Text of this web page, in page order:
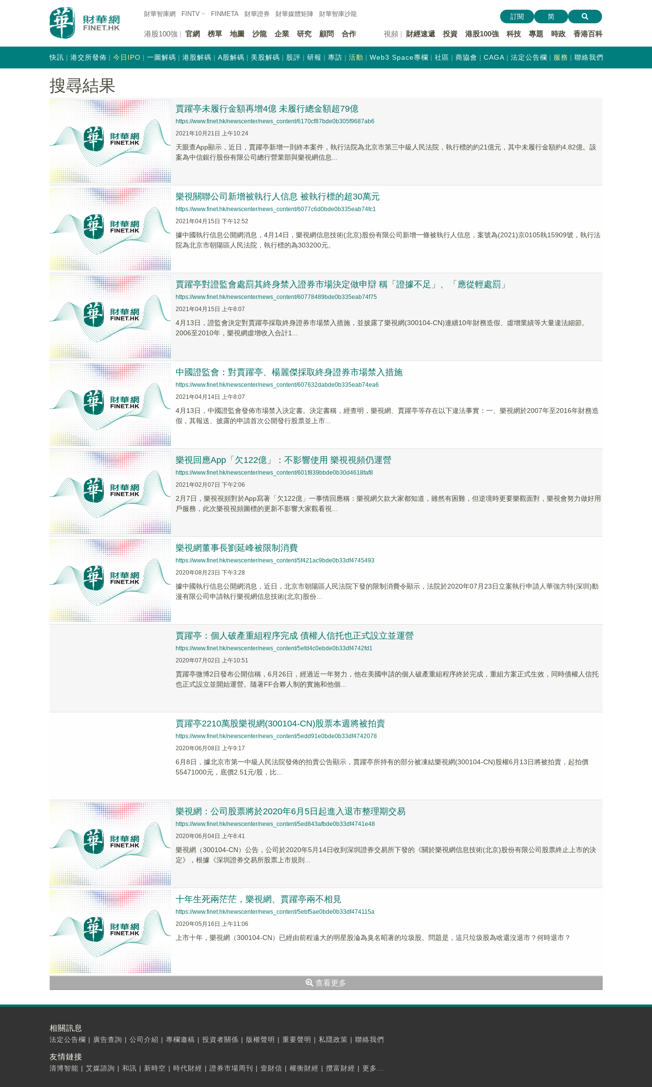
財華智庫網 FINTV FINMETA 財華證券 財華媒體矩陣 財華智庫沙龍
港股100強 官網 榜單 地圖 沙龍 企業 研究 顧問 合作 視頻 財經速遞 投資 港股100強 科技 專題 時政 香港百科
訂閱 简
快訊 港交所發佈 今日IPO 一圖解碼 港股解碼 A股解碼 美股解碼 股評 研報 專訪 活動 Web3 Space專欄 社區 商協會 CAGA 法定公告欄 服務 聯絡我們
搜尋結果
賈躍亭未履行金額再增4億 未履行總金額超79億
https://www.finet.hk/newscenter/news_content/6170cf87bde0b305f9687ab6
2021年10月21日 上午10:24
天眼查App顯示，近日，賈躍亭新增一則終本案件，執行法院為北京市第三中級人民法院，執行標的約21億元，其中未履行金額約4.82億。該
案為中信銀行股份有限公司總行營業部與樂視網信息...
樂視關聯公司新增被執行人信息 被執行標的超30萬元
https://www.finet.hk/newscenter/news_content/6077c6d0bde0b335eab74fc1
2021年04月15日 下午12:52
據中國執行信息公開網消息，4月14日，樂視網信息技術(北京)股份有限公司新增一條被執行人信息，案號為(2021)京0105執15909號，執行法
院為北京市朝陽區人民法院，執行標的為303200元。
賈躍亭對證監會處罰其終身禁入證券市場決定做申辯 稱「證據不足」、「應從輕處罰」
https://www.finet.hk/newscenter/news_content/60778489bde0b335eab74f75
2021年04月15日 上午8:07
4月13日，證監會決定對賈躍亭採取終身證券市場禁入措施，並披露了樂視網(300104-CN)連續10年財務造假、虛增業績等大量違法細節。
2006至2010年，樂視網虛增收入合計1...
中國證監會：對賈躍亭、楊麗傑採取終身證券市場禁入措施
https://www.finet.hk/newscenter/news_content/607632dabde0b335eab74ea6
2021年04月14日 上午8:07
4月13日，中國證監會發佈市場禁入決定書。決定書稱，經查明，樂視網、賈躍亭等存在以下違法事實：一、樂視網於2007年至2016年財務造
假，其報送、披露的申請首次公開發行股票並上市...
樂視回應App「欠122億」：不影響使用 樂視視頻仍運營
https://www.finet.hk/newscenter/news_content/601f839bbde0b30d4618faf8
2021年02月07日 下午2:06
2月7日，樂視視頻對於App寫著「欠122億」一事情回應稱：樂視網欠款大家都知道，雖然有困難，但逆境時更要樂觀面對，樂視會努力做好用
戶服務，此次樂視視頻圖標的更新不影響大家觀看視...
樂視網董事長劉延峰被限制消費
https://www.finet.hk/newscenter/news_content/5f421ac9bde0b33df4745493
2020年08月23日 下午3:28
據中國執行信息公開網消息，近日，北京市朝陽區人民法院下發的限制消費令顯示，法院於2020年07月23日立案執行申請人華強方特(深圳)動
漫有限公司申請執行樂視網信息技術(北京)股份...
賈躍亭：個人破產重組程序完成 債權人信托也正式設立並運營
https://www.finet.hk/newscenter/news_content/5efd4c0ebde0b33df4742fd1
2020年07月02日 上午10:51
賈躍亭微博2日發布公開信稱，6月26日，經過近一年努力，他在美國申請的個人破產重組程序終於完成，重組方案正式生效，同時債權人信托
也正式設立並開始運營。隨著FF合夥人制的實施和他個...
賈躍亭2210萬股樂視網(300104-CN)股票本週將被拍賣
https://www.finet.hk/newscenter/news_content/5edd91e0bde0b33df4742078
2020年06月08日 上午9:17
6月8日，據北京市第一中級人民法院發佈的拍賣公告顯示，賈躍亭所持有的部分被凍結樂視網(300104-CN)股權6月13日將被拍賣，起拍價
55471000元，底價2.51元/股，比...
樂視網：公司股票將於2020年6月5日起進入退市整理期交易
https://www.finet.hk/newscenter/news_content/5ed843afbde0b33df4741e48
2020年06月04日 上午8:41
樂視網（300104-CN）公告，公司於2020年5月14日收到深圳證券交易所下發的《關於樂視網信息技術(北京)股份有限公司股票終止上市的決
定》，根據《深圳證券交易所股票上市規則...
十年生死兩茫茫，樂視網、賈躍亭兩不相見
https://www.finet.hk/newscenter/news_content/5ebf5ae0bde0b33df474115a
2020年05月16日 上午11:06
上市十年，樂視網（300104-CN）已經由前程遠大的明星股淪為臭名昭著的垃圾股。問題是，這只垃圾股為啥還沒退市？何時退市？
查看更多
相關訊息
法定公告欄 | 廣告查詢 | 公司介紹 | 專欄邀稿 | 投資者關係 | 版權聲明 | 重要聲明 | 私隱政策 | 聯絡我們
友情鏈接
清博智能 | 艾媒諮詢 | 和訊 | 新時空 | 時代財經 | 證券市場周刊 | 壹財信 | 權衡財經 | 攬富財經 | 更多...